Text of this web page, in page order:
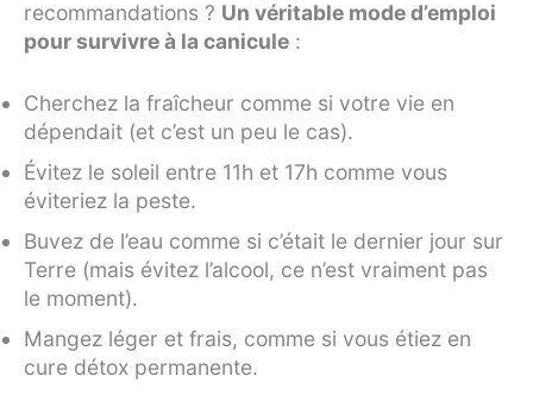
recommandations ? Un véritable mode d’emploi
pour survivre à la canicule :
Cherchez la fraîcheur comme si votre vie en
dépendait (et c’est un peu le cas).
Évitez le soleil entre 11h et 17h comme vous
éviteriez la peste.
Buvez de l’eau comme si c’était le dernier jour sur
Terre (mais évitez l’alcool, ce n’est vraiment pas
le moment).
Mangez léger et frais, comme si vous étiez en
cure détox permanente.